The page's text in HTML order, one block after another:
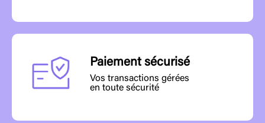
Paiement sécurisé
Vos transactions gérées
en toute sécurité